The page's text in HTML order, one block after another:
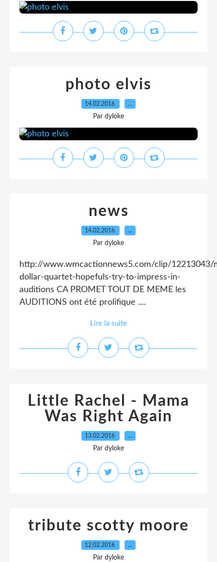
photo elvis
14.02.2016 …
Par dyloke
news
14.02.2016 …
Par dyloke
http://www.wmcactionnews5.com/clip/12213043/
dollar-quartet-hopefuls-try-to-impress-in-
auditions CA PROMET TOUT DE MEME les
AUDITIONS ont été prolifique ....
Lire la suite
Little Rachel - Mama
Was Right Again
13.02.2016 …
Par dyloke
tribute scotty moore
12.02.2016 …
Par dyloke